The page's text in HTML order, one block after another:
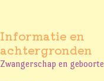
Informatie en
achtergronden
Zwangerschap en geboorte